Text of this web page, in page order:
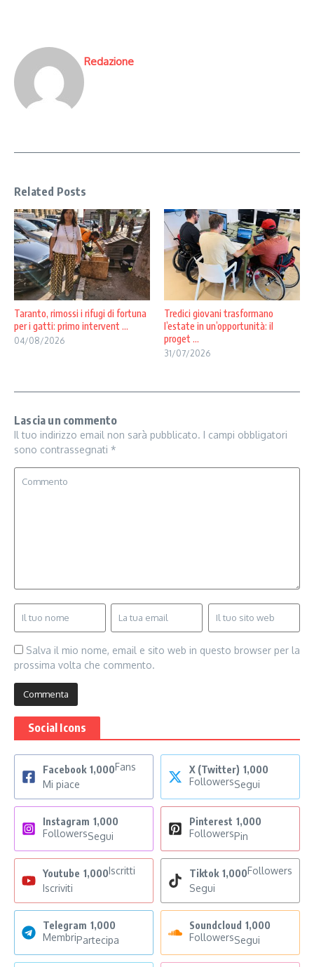
Redazione
Related Posts
Taranto, rimossi i rifugi di fortuna
per i gatti: primo intervent ...
04/08/2026
Tredici giovani trasformano
l’estate in un’opportunità: il
proget ...
31/07/2026
Lascia un commento
Il tuo indirizzo email non sarà pubblicato. I campi obbligatori
sono contrassegnati *
Salva il mio nome, email e sito web in questo browser per la
prossima volta che commento.
Social Icons
Facebook 1,000Fans
Mi piace
X (Twitter) 1,000
FollowersSegui
Instagram 1,000
FollowersSegui
Pinterest 1,000
FollowersPin
Youtube 1,000Iscritti
Iscriviti
Tiktok 1,000Followers
Segui
Telegram 1,000
MembriPartecipa
Soundcloud 1,000
FollowersSegui